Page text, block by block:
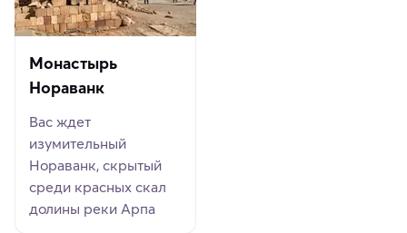
Монастырь
Нораванк
Вас ждет
изумительный
Нораванк, скрытый
среди красных скал
долины реки Арпа